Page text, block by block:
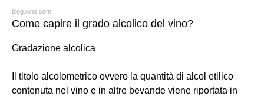
blog.vino.com
Come capire il grado alcolico del vino?
Gradazione alcolica
Il titolo alcolometrico ovvero la quantità di alcol etilico
contenuta nel vino e in altre bevande viene riportata in